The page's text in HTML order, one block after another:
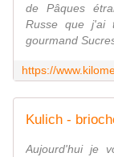
de Pâques
Russe que j'ai
gourmand Sucres
Aujourd'hui je